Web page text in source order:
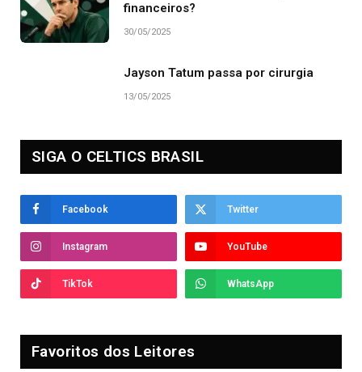
financeiros?
30/05/2025
Jayson Tatum passa por cirurgia
13/05/2025
SIGA O CELTICS BRASIL
Facebook Twitter
Instagram YouTube
TikTok WhatsApp
Favoritos dos Leitores